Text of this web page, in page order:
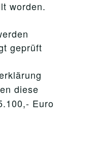
worden.
geprüft
diese
Euro